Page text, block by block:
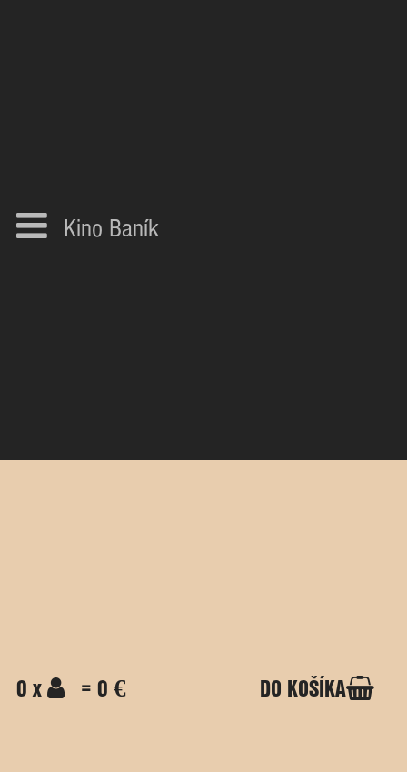
Kino Baník
0 x = 0 € DO KOŠÍKA